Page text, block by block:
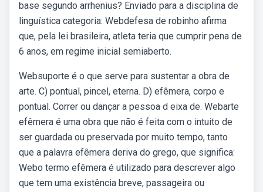
base segundo arrhenius? Enviado para a disciplina de
linguística categoria: Webdefesa de robinho afirma
que, pela lei brasileira, atleta teria que cumprir pena de
6 anos, em regime inicial semiaberto.
Websuporte é o que serve para sustentar a obra de
arte. C) pontual, pincel, eterna. D) efêmera, corpo e
pontual. Correr ou dançar a pessoa d eixa de. Webarte
efêmera é uma obra que não é feita com o intuito de
ser guardada ou preservada por muito tempo, tanto
que a palavra efêmera deriva do grego, que significa:
Webo termo efêmera é utilizado para descrever algo
que tem uma existência breve, passageira ou